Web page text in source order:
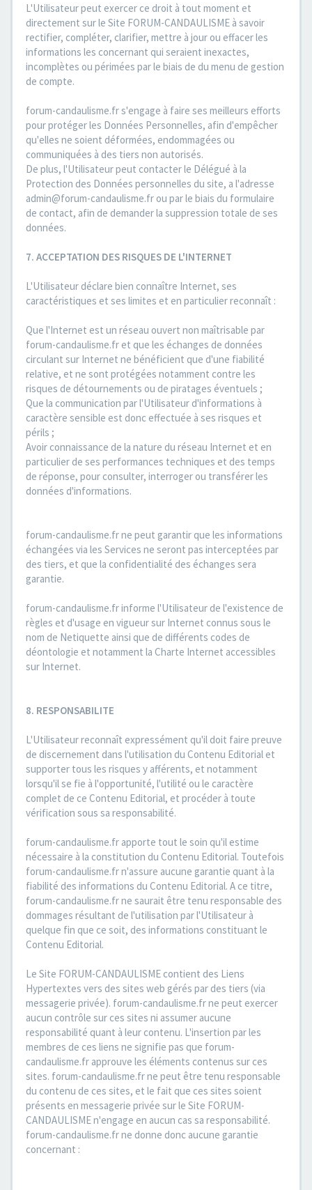
L'Utilisateur peut exercer ce droit à tout moment et
directement sur le Site FORUM-CANDAULISME à savoir
rectifier, compléter, clarifier, mettre à jour ou effacer les
informations les concernant qui seraient inexactes,
incomplètes ou périmées par le biais de du menu de gestion
de compte.
forum-candaulisme.fr s'engage à faire ses meilleurs efforts
pour protéger les Données Personnelles, afin d'empêcher
qu'elles ne soient déformées, endommagées ou
communiquées à des tiers non autorisés.
De plus, l'Utilisateur peut contacter le Délégué à la
Protection des Données personnelles du site, a l'adresse
admin@forum-candaulisme.fr ou par le biais du formulaire
de contact, afin de demander la suppression totale de ses
données.
7. ACCEPTATION DES RISQUES DE L'INTERNET
L'Utilisateur déclare bien connaître Internet, ses
caractéristiques et ses limites et en particulier reconnaît :
Que l'Internet est un réseau ouvert non maîtrisable par
forum-candaulisme.fr et que les échanges de données
circulant sur Internet ne bénéficient que d'une fiabilité
relative, et ne sont protégées notamment contre les
risques de détournements ou de piratages éventuels ;
Que la communication par l'Utilisateur d'informations à
caractère sensible est donc effectuée à ses risques et
périls ;
Avoir connaissance de la nature du réseau Internet et en
particulier de ses performances techniques et des temps
de réponse, pour consulter, interroger ou transférer les
données d'informations.
forum-candaulisme.fr ne peut garantir que les informations
échangées via les Services ne seront pas interceptées par
des tiers, et que la confidentialité des échanges sera
garantie.
forum-candaulisme.fr informe l'Utilisateur de l'existence de
règles et d'usage en vigueur sur Internet connus sous le
nom de Netiquette ainsi que de différents codes de
déontologie et notamment la Charte Internet accessibles
sur Internet.
8. RESPONSABILITE
L'Utilisateur reconnaît expressément qu'il doit faire preuve
de discernement dans l'utilisation du Contenu Editorial et
supporter tous les risques y afférents, et notamment
lorsqu'il se fie à l'opportunité, l'utilité ou le caractère
complet de ce Contenu Editorial, et procéder à toute
vérification sous sa responsabilité.
forum-candaulisme.fr apporte tout le soin qu'il estime
nécessaire à la constitution du Contenu Editorial. Toutefois
forum-candaulisme.fr n'assure aucune garantie quant à la
fiabilité des informations du Contenu Editorial. A ce titre,
forum-candaulisme.fr ne saurait être tenu responsable des
dommages résultant de l'utilisation par l'Utilisateur à
quelque fin que ce soit, des informations constituant le
Contenu Editorial.
Le Site FORUM-CANDAULISME contient des Liens
Hypertextes vers des sites web gérés par des tiers (via
messagerie privée). forum-candaulisme.fr ne peut exercer
aucun contrôle sur ces sites ni assumer aucune
responsabilité quant à leur contenu. L'insertion par les
membres de ces liens ne signifie pas que forum-
candaulisme.fr approuve les éléments contenus sur ces
sites. forum-candaulisme.fr ne peut être tenu responsable
du contenu de ces sites, et le fait que ces sites soient
présents en messagerie privée sur le Site FORUM-
CANDAULISME n'engage en aucun cas sa responsabilité.
forum-candaulisme.fr ne donne donc aucune garantie
concernant :